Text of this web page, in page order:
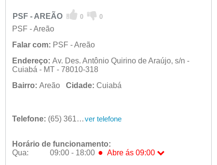
PSF - AREÃO 0 0
PSF - Areão
Falar com: PSF - Areão
Endereço: Av. Des. Antônio Quirino de Araújo, s/n -
Cuiabá - MT - 78010-318
Bairro: Areão Cidade: Cuiabá
Telefone: (65) 3617-1760 ver telefone
Horário de funcionamento:
Qua:
09:00 - 18:00 ● Abre ás 09:00